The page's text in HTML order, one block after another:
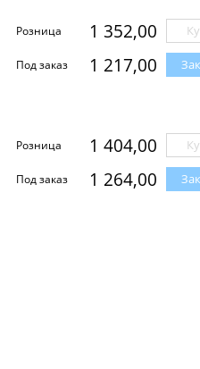
Розница 1 352,00
Под заказ 1 217,00
Розница 1 404,00
Под заказ 1 264,00